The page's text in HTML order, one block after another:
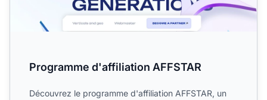
Programme d'affiliation AFFSTAR
Découvrez le programme d'affiliation AFFSTAR, un